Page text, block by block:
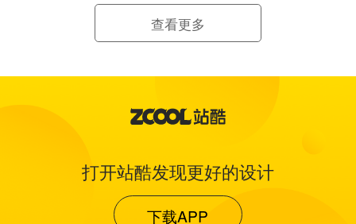
查看更多
打开站酷发现更好的设计
下载APP